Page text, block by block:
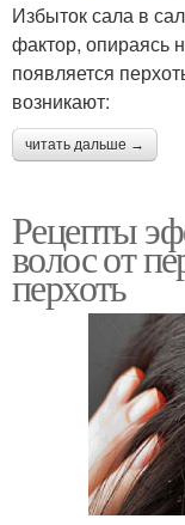
Избыток сала в
фактор, опираясь
появляется
возникают:
читать дальше →
Рецепты
волос от
перхоть